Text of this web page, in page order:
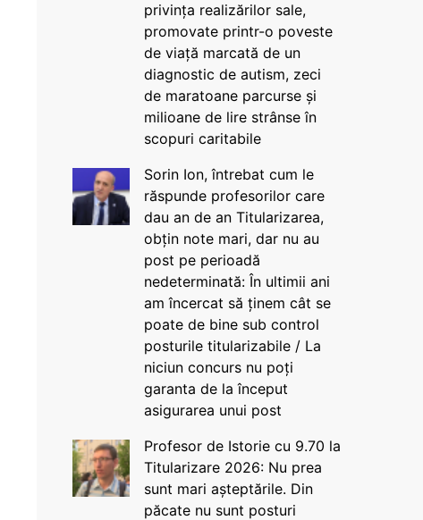
privința realizărilor sale,
promovate printr-o poveste
de viață marcată de un
diagnostic de autism, zeci
de maratoane parcurse și
milioane de lire strânse în
scopuri caritabile
Sorin Ion, întrebat cum le
răspunde profesorilor care
dau an de an Titularizarea,
obțin note mari, dar nu au
post pe perioadă
nedeterminată: În ultimii ani
am încercat să ținem cât se
poate de bine sub control
posturile titularizabile / La
niciun concurs nu poți
garanta de la început
asigurarea unui post
Profesor de Istorie cu 9.70 la
Titularizare 2026: Nu prea
sunt mari așteptările. Din
păcate nu sunt posturi